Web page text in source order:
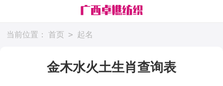
当前位置： 首页 > 起名
金木水火土生肖查询表